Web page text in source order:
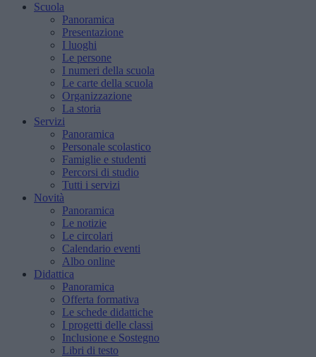
Scuola
Panoramica
Presentazione
I luoghi
Le persone
I numeri della scuola
Le carte della scuola
Organizzazione
La storia
Servizi
Panoramica
Personale scolastico
Famiglie e studenti
Percorsi di studio
Tutti i servizi
Novità
Panoramica
Le notizie
Le circolari
Calendario eventi
Albo online
Didattica
Panoramica
Offerta formativa
Le schede didattiche
I progetti delle classi
Inclusione e Sostegno
Libri di testo